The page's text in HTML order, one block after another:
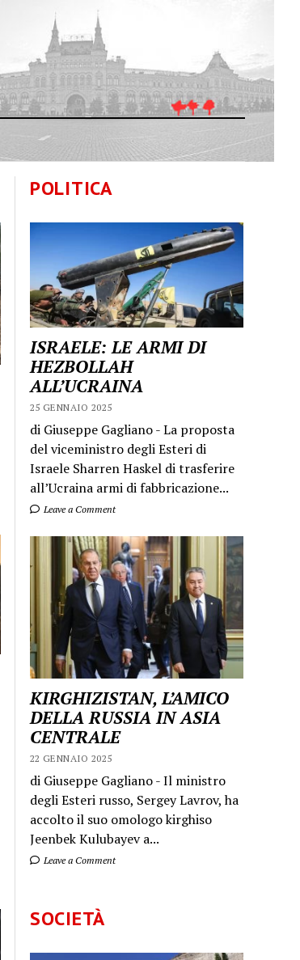
POLITICA
ISRAELE: LE ARMI DI
HEZBOLLAH
ALL’UCRAINA
25 GENNAIO 2025
di Giuseppe Gagliano - La proposta
del viceministro degli Esteri di
Israele Sharren Haskel di trasferire
all’Ucraina armi di fabbricazione...
Leave a Comment
KIRGHIZISTAN, L’AMICO
DELLA RUSSIA IN ASIA
CENTRALE
22 GENNAIO 2025
di Giuseppe Gagliano - Il ministro
degli Esteri russo, Sergey Lavrov, ha
accolto il suo omologo kirghiso
Jeenbek Kulubayev a...
Leave a Comment
SOCIETÀ